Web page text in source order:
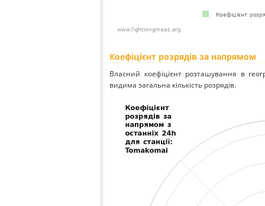
Коефіцієнт розрядів за напрямом
Власний коефіцієнт розташування в
видима загальна кількість розрядів.